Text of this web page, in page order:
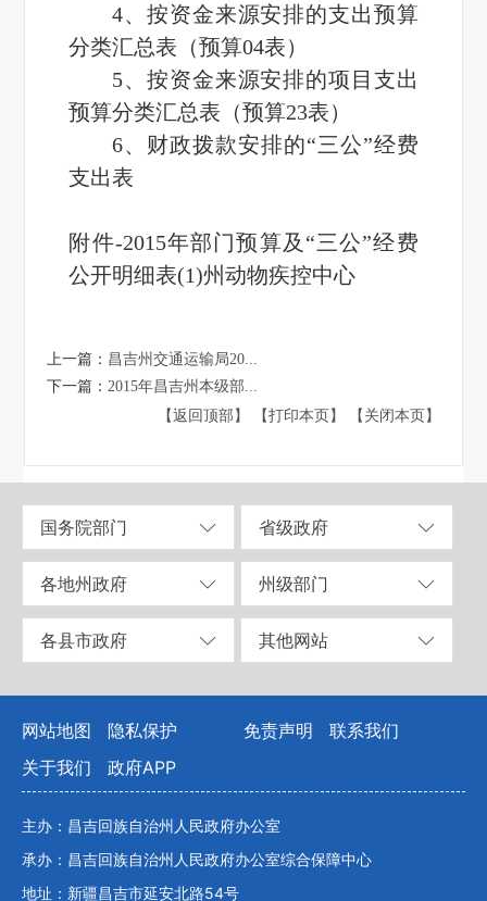
4、按资金来源安排的支出预算
分类汇总表（预算04表）
5、按资金来源安排的项目支出
预算分类汇总表（预算23表）
6、财政拨款安排的“三公”经费
支出表
附件-2015年部门预算及“三公”经费
公开明细表(1)州动物疾控中心
上一篇： 昌吉州交通运输局20...
下一篇： 2015年昌吉州本级部...
【返回顶部】
【打印本页】 【关闭本页】
国务院部门 省级政府
各地州政府 州级部门
各县市政府 其他网站
网站地图 隐私保护 免责声明
联系我们
关于我们
政府APP
主办：昌吉回族自治州人民政府办公室
承办：昌吉回族自治州人民政府办公室综合保障中心
地址：新疆昌吉市延安北路54号